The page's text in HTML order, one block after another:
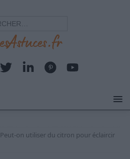
Peut-on utiliser du citron pour éclaircir